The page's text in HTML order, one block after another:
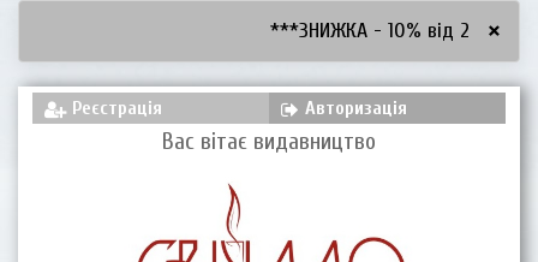
***ЗНИЖКА - 10% від 2600×
Реєстрація Авторизація
Вас вітає видавництво